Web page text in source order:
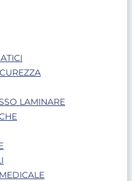
LAMINARE